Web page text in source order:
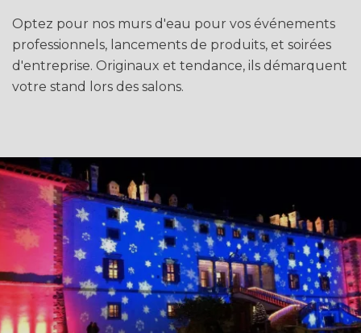
Optez pour nos murs d'eau pour vos événements
professionnels, lancements de produits, et soirées
d'entreprise. Originaux et tendance, ils démarquent
votre stand lors des salons.